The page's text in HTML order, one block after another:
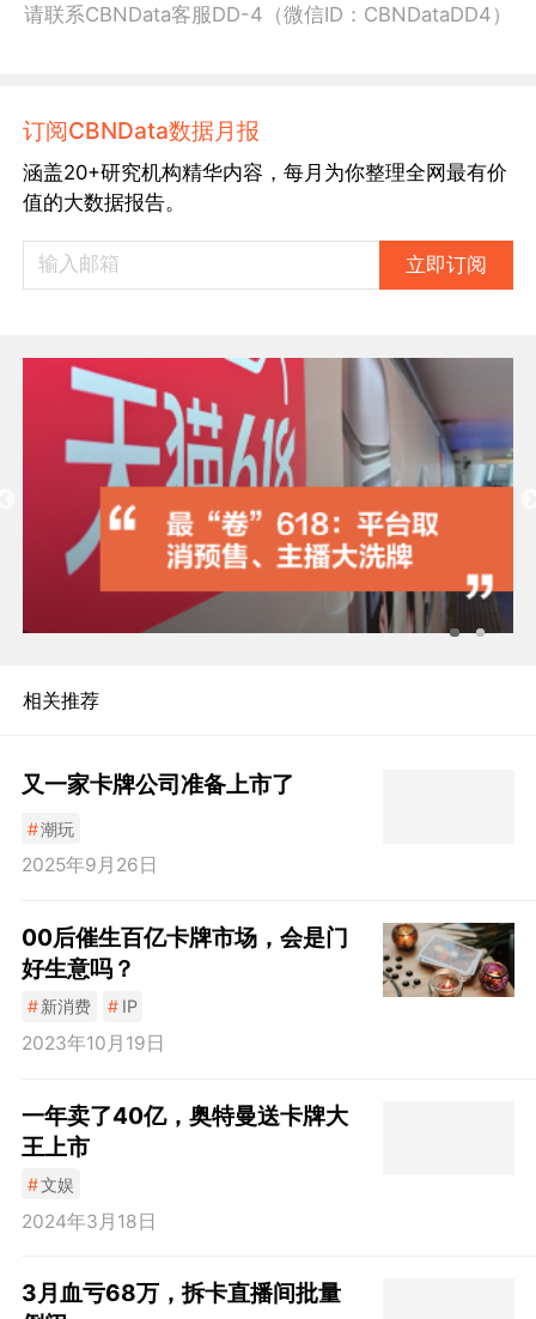
请联系CBNData客服DD-4（微信ID：CBNDataDD4）
订阅CBNData数据月报
涵盖20+研究机构精华内容，每月为你整理全网最有价
值的大数据报告。
立即订阅
相关推荐
又一家卡牌公司准备上市了
#潮玩
2025年9月26日
00后催生百亿卡牌市场，会是门
好生意吗？
#新消费 # IP
2023年10月19日
一年卖了40亿，奥特曼送卡牌大
王上市
#文娱
2024年3月18日
3月血亏68万，拆卡直播间批量